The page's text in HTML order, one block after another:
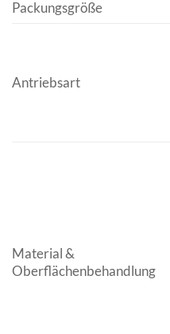
Packungsgröße
Antriebsart
Material &
Oberflächenbehandlung